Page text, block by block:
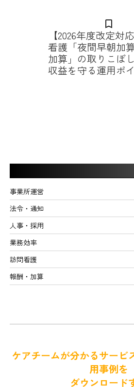
bookmark_border
【2026年度改定対
看護「夜間早朝加
加算」の取りこぼ
収益を守る運用ポ
事業所運営
法令・通知
人事・採用
業務効率
訪問看護
報酬・加算
ケアチームが分かるサービ
用事例を
ダウンロード